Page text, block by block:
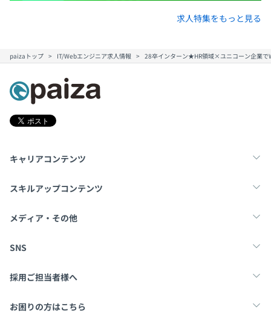
それでも、まだ目指す頂は、はるか先にあります。
創意工夫を武器に立ち向かいます。
ひとりでは辿り着けない場所でも、仲間と一緒ならきっと
辿り着ける。
だからこそ、わたしたちはともに挑戦できる仲間を求めて
います。
ぶだけではなく、
未来を一緒に創っていけたら、こんなにワクワクすること
ものづくりを通した未知への挑戦と、それによる成長機会
そんな環境にワクワクする方、ぜひお会いしましょう！
求人特集をもっと見る
paizaトップ IT/Webエンジニア求人情報 28卒インターン★HR領域×ユニコーン企業
キャリアコンテンツ
転職・キャリア
スキルアップコンテンツ
学習
メディア・その他
Tech Team Journal
SNS
X
採用ご担当者様へ
採用・教育をお考えの企業様へ
お困りの方はこちら